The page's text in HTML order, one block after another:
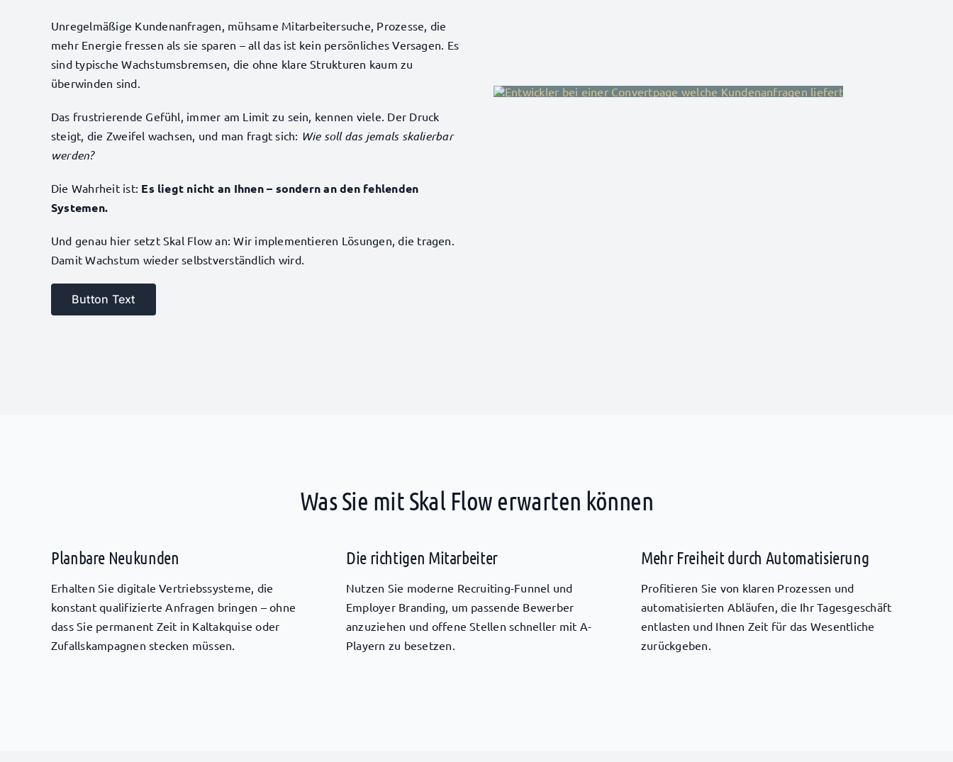
Unregelmäßige Kundenanfragen, mühsame Mitarbeitersuche, Prozesse, die
mehr Energie fressen als sie sparen – all das ist kein persönliches Versagen. Es
sind typische Wachstumsbremsen, die ohne klare Strukturen kaum zu
überwinden sind.
Das frustrierende Gefühl, immer am Limit zu sein, kennen viele. Der Druck
steigt, die Zweifel wachsen, und man fragt sich: Wie soll das jemals skalierbar
werden?
Die Wahrheit ist: Es liegt nicht an Ihnen – sondern an den fehlenden
Systemen.
Und genau hier setzt Skal Flow an: Wir implementieren Lösungen, die tragen.
Damit Wachstum wieder selbstverständlich wird.
Button Text
Was Sie mit Skal Flow erwarten können
Planbare Neukunden
Erhalten Sie digitale Vertriebssysteme, die
konstant qualifizierte Anfragen bringen – ohne
dass Sie permanent Zeit in Kaltakquise oder
Zufallskampagnen stecken müssen.
Die richtigen Mitarbeiter
Nutzen Sie moderne Recruiting-Funnel und
Employer Branding, um passende Bewerber
anzuziehen und offene Stellen schneller mit A-
Playern zu besetzen.
Mehr Freiheit durch Automatisierung
Profitieren Sie von klaren Prozessen und
automatisierten Abläufen, die Ihr Tagesgeschäft
entlasten und Ihnen Zeit für das Wesentliche
zurückgeben.